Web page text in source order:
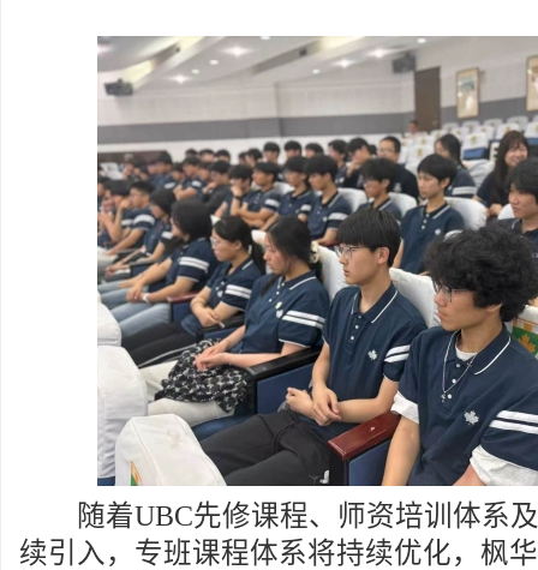
随着UBC先修课程、师资培训体系及
续引入，专班课程体系将持续优化，枫